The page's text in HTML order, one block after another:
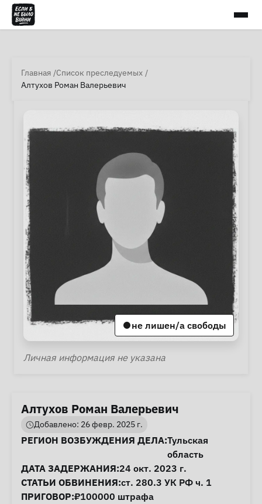
Главная Список преследуемых
Алтухов Роман Валерьевич
не лишен/а свободы
Личная информация
Личная информация не указана
Алтухов Роман Валерьевич
Добавлено: 26 февр. 2025 г.
Информация о деле
РЕГИОН ВОЗБУЖДЕНИЯ ДЕЛА:Тульская
область
ДАТА ЗАДЕРЖАНИЯ:24 окт. 2023 г.
СТАТЬИ ОБВИНЕНИЯ:ст. 280.3 УК РФ ч. 1
ПРИГОВОР:₽100000 штрафа